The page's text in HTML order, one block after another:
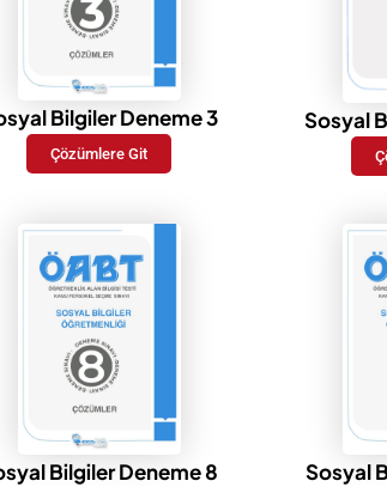
Bilgiler Deneme 3
Çözümlere Git
Sosyal
Bilgiler Deneme 8 Sosyal